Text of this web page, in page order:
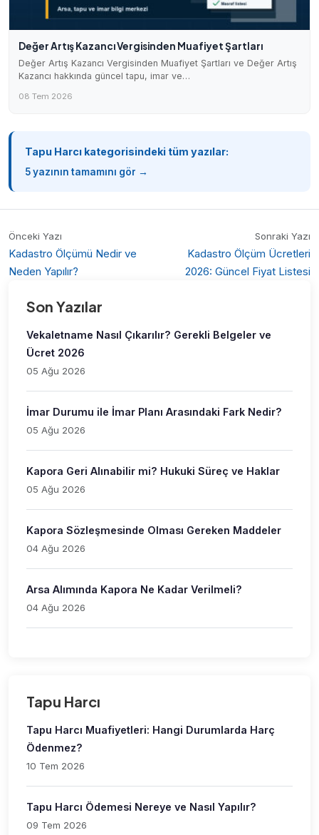
Değer Artış Kazancı Vergisinden Muafiyet Şartları
Değer Artış Kazancı Vergisinden Muafiyet Şartları ve Değer Artış
Kazancı hakkında güncel tapu, imar ve…
08 Tem 2026
Tapu Harcı kategorisindeki tüm yazılar:
5 yazının tamamını gör →
Önceki Yazı
Kadastro Ölçümü Nedir ve
Neden Yapılır?
Sonraki Yazı
Kadastro Ölçüm Ücretleri
2026: Güncel Fiyat Listesi
Son Yazılar
Vekaletname Nasıl Çıkarılır? Gerekli Belgeler ve
Ücret 2026
05 Ağu 2026
İmar Durumu ile İmar Planı Arasındaki Fark Nedir?
05 Ağu 2026
Kapora Geri Alınabilir mi? Hukuki Süreç ve Haklar
05 Ağu 2026
Kapora Sözleşmesinde Olması Gereken Maddeler
04 Ağu 2026
Arsa Alımında Kapora Ne Kadar Verilmeli?
04 Ağu 2026
Tapu Harcı
Tapu Harcı Muafiyetleri: Hangi Durumlarda Harç
Ödenmez?
10 Tem 2026
Tapu Harcı Ödemesi Nereye ve Nasıl Yapılır?
09 Tem 2026